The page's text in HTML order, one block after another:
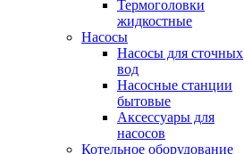
Термоголовки
жидкостные
Насосы
Насосы для сточных
вод
Насосные станции
бытовые
Аксессуары для
насосов
Котельное оборудование